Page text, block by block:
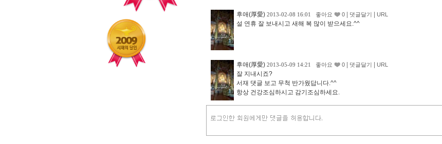
후애(厚愛) 2013-02-08 16:01 좋아요 0 | 댓글달기 | URL
설 연휴 잘 보내시고 새해 복 많이 받으세요.^^
후애(厚愛) 2013-05-09 14:21 좋아요 0 | 댓글달기 | URL
잘 지내시죠?
서재 댓글 보고 무척 반가웠답니다.^^
항상 건강조심하시고 감기조심하세요.